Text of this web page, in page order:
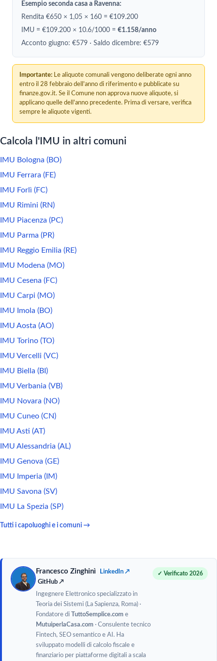
Esempio seconda casa a Ravenna:
Rendita €650 × 1,05 × 160 = €109.200
IMU = €109.200 × 10.6/1000 = €1.158/anno
Acconto giugno: €579 · Saldo dicembre: €579
Importante: Le aliquote comunali vengono deliberate ogni anno
entro il 28 febbraio dell'anno di riferimento e pubblicate su
finanze.gov.it. Se il Comune non approva nuove aliquote, si
applicano quelle dell'anno precedente. Prima di versare, verifica
sempre le aliquote vigenti.
Calcola l'IMU in altri comuni
IMU Bologna (BO)
IMU Ferrara (FE)
IMU Forlì (FC)
IMU Rimini (RN)
IMU Piacenza (PC)
IMU Parma (PR)
IMU Reggio Emilia (RE)
IMU Modena (MO)
IMU Cesena (FC)
IMU Carpi (MO)
IMU Imola (BO)
IMU Aosta (AO)
IMU Torino (TO)
IMU Vercelli (VC)
IMU Biella (BI)
IMU Verbania (VB)
IMU Novara (NO)
IMU Cuneo (CN)
IMU Asti (AT)
IMU Alessandria (AL)
IMU Genova (GE)
IMU Imperia (IM)
IMU Savona (SV)
IMU La Spezia (SP)
Tutti i capoluoghi e i comuni →
Francesco Zinghinì
LinkedIn ↗
GitHub ↗
Ingegnere Elettronico specializzato in
Teoria dei Sistemi (La Sapienza, Roma) ·
Fondatore di TuttoSemplice.com e
MutuiperlaCasa.com · Consulente tecnico
Fintech, SEO semantico e AI. Ha
sviluppato modelli di calcolo fiscale e
finanziario per piattaforme digitali a scala
✓ Verificato 2026